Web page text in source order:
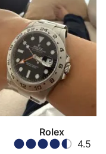
Rolex
4.5